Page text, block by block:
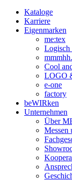
Kataloge
Karriere
Eigenmarken
me:tex
Logisch
Cool
LOGO
e-one
factory
beWIRken
Unternehmen
Über
Messen